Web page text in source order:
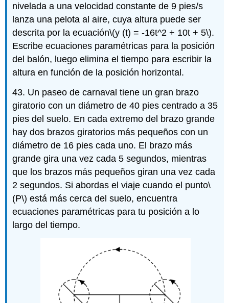
nivelada a una velocidad constante de 9 pies/s
lanza una pelota al aire, cuya altura puede ser
descrita por la ecuación\(y (t) = -16t^2 + 10t + 5\).
Escribe ecuaciones paramétricas para la posición
del balón, luego elimina el tiempo para escribir la
altura en función de la posición horizontal.
43. Un paseo de carnaval tiene un gran brazo
giratorio con un diámetro de 40 pies centrado a 35
pies del suelo. En cada extremo del brazo grande
hay dos brazos giratorios más pequeños con un
diámetro de 16 pies cada uno. El brazo más
grande gira una vez cada 5 segundos, mientras
que los brazos más pequeños giran una vez cada
2 segundos. Si abordas el viaje cuando el punto\
(P\) está más cerca del suelo, encuentra
ecuaciones paramétricas para tu posición a lo
largo del tiempo.